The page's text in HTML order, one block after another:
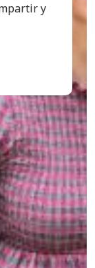
y